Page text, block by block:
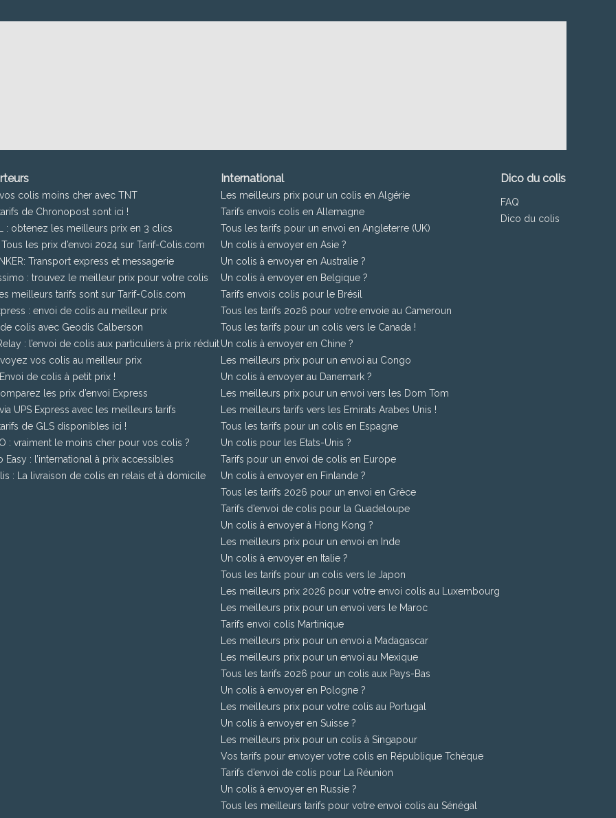
colis moins cher avec TNT
de Chronopost sont ici !
: obtenez les meilleurs prix en 3 clics
Tous les prix d’envoi 2024 sur Tarif-Colis.com
Transport express et messagerie
: trouvez le meilleur prix pour votre colis
meilleurs tarifs sont sur Tarif-Colis.com
: envoi de colis au meilleur prix
de colis avec Geodis Calberson
: l’envoi de colis aux particuliers à prix réduit
vos colis au meilleur prix
de colis à petit prix !
les prix d’envoi Express
UPS Express avec les meilleurs tarifs
de GLS disponibles ici !
: vraiment le moins cher pour vos colis ?
Easy : l’international à prix accessibles
: La livraison de colis en relais et à domicile
International
Les meilleurs prix pour un colis en Algérie
Tarifs envois colis en Allemagne
Tous les tarifs pour un envoi en Angleterre (UK)
Un colis à envoyer en Asie ?
Un colis à envoyer en Australie ?
Un colis à envoyer en Belgique ?
Tarifs envois colis pour le Brésil
Tous les tarifs 2026 pour votre envoie au Cameroun
Tous les tarifs pour un colis vers le Canada !
Un colis à envoyer en Chine ?
Les meilleurs prix pour un envoi au Congo
Un colis à envoyer au Danemark ?
Les meilleurs prix pour un envoi vers les Dom Tom
Les meilleurs tarifs vers les Emirats Arabes Unis !
Tous les tarifs pour un colis en Espagne
Un colis pour les Etats-Unis ?
Tarifs pour un envoi de colis en Europe
Un colis à envoyer en Finlande ?
Tous les tarifs 2026 pour un envoi en Grèce
Tarifs d’envoi de colis pour la Guadeloupe
Un colis à envoyer à Hong Kong ?
Les meilleurs prix pour un envoi en Inde
Un colis à envoyer en Italie ?
Tous les tarifs pour un colis vers le Japon
Les meilleurs prix 2026 pour votre envoi colis au Luxembourg
Les meilleurs prix pour un envoi vers le Maroc
Tarifs envoi colis Martinique
Les meilleurs prix pour un envoi a Madagascar
Les meilleurs prix pour un envoi au Mexique
Tous les tarifs 2026 pour un colis aux Pays-Bas
Un colis à envoyer en Pologne ?
Les meilleurs prix pour votre colis au Portugal
Un colis à envoyer en Suisse ?
Les meilleurs prix pour un colis à Singapour
Vos tarifs pour envoyer votre colis en République Tchèque
Tarifs d’envoi de colis pour La Réunion
Un colis à envoyer en Russie ?
Tous les meilleurs tarifs pour votre envoi colis au Sénégal
Dico du colis
FAQ
Dico du colis